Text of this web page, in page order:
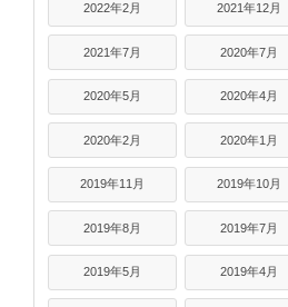
2022年2月 2021年12月
2021年7月 2020年7月
2020年5月 2020年4月
2020年2月 2020年1月
2019年11月 2019年10月
2019年8月 2019年7月
2019年5月 2019年4月